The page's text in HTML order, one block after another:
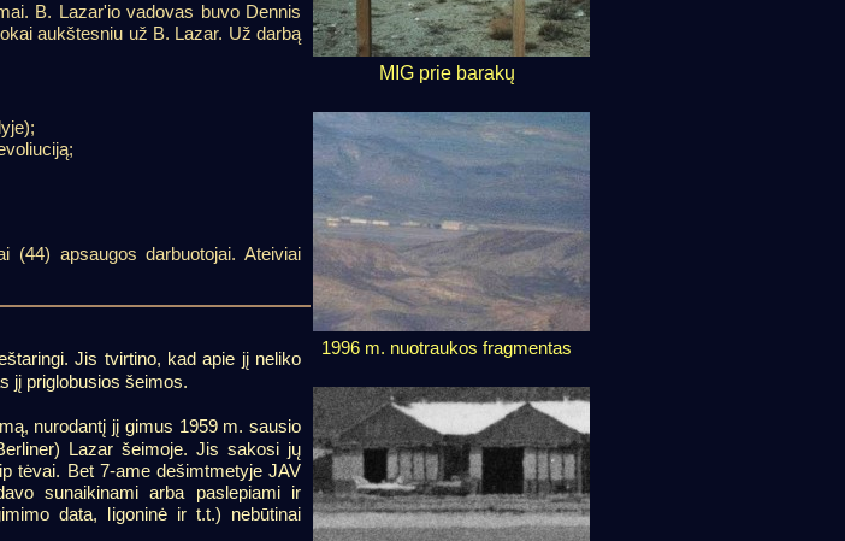
B. Lazar'io vadovas buvo Dennis
aukštesniu už B. Lazar. Už darbą
apsaugos darbuotojai. Ateiviai
Jis tvirtino, kad apie jį neliko
jį priglobusios šeimos.
nurodantį jį gimus 1959 m. sausio
Lazar šeimoje. Jis sakosi jų
tėvai. Bet 7-ame dešimtmetyje JAV
sunaikinami arba paslepiami ir
data, ligoninė ir t.t.) nebūtinai
MIG prie barakų
1996 m. nuotraukos fragmentas